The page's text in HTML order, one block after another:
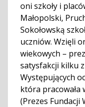
oni szkoły i
Małopolski,
Sokołowską
uczniów. Wzięli
wiekowych –
satysfakcji kilku
Występujących
która pracowała
(Prezes Fundacji